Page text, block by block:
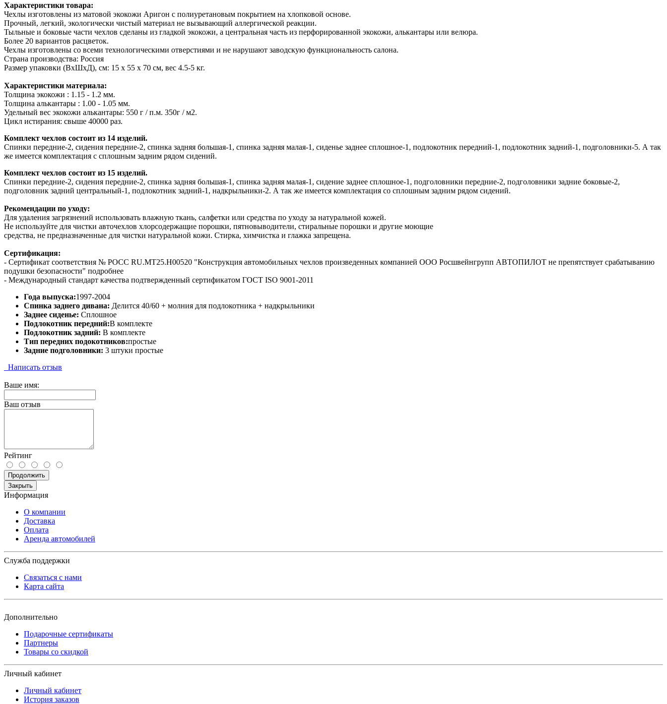
Характеристики товара:
Чехлы изготовлены из матовой экокожи Аригон с полиуретановым покрытием на хлопковой основе.
Прочный, легкий, экологически чистый материал не вызывающий аллергической реакции.
Тыльные и боковые части чехлов сделаны из гладкой экокожи, а центральная часть из перфорированной экокожи, алькантары или велюра.
Более 20 вариантов расцветок.
Чехлы изготовлены со всеми технологическими отверстиями и не нарушают заводскую функциональность салона.
Страна производства: Россия
Размер упаковки (ВхШхД), см: 15 x 55 x 70 см, вес 4.5-5 кг.
Характеристики материала:
Толщина экокожи : 1.15 - 1.2 мм.
Толщина алькантары : 1.00 - 1.05 мм.
Удельный вес экокожи алькантары: 550 г / п.м. 350г / м2.
Цикл истирания: свыше 40000 раз.
Комплект чехлов состоит из 14 изделий.
Спинки передние-2, сидения передние-2, спинка задняя большая-1, спинка задняя малая-1, сиденье заднее сплошное-1, подлокотник передний-1, подлокотник задний-1, подголовники-5. А так
же имеется комплектация с сплошным задним рядом сидений.
Комплект чехлов состоит из 15 изделий.
Спинки передние-2, сидения передние-2, спинка задняя большая-1, спинка задняя малая-1, сидение заднее сплошное-1, подголовники передние-2, подголовники задние боковые-2,
подголовник задний центральный-1, подлокотник задний-1, надкрыльники-2. А так же имеется комплектация со сплошным задним рядом сидений.
Рекомендации по уходу:
Для удаления загрязнений использовать влажную ткань, салфетки или средства по уходу за натуральной кожей.
Не используйте для чистки авточехлов хлорсодержащие порошки, пятновыводители, стиральные порошки и другие моющие
средства, не предназначенные для чистки натуральной кожи. Стирка, химчистка и глажка запрещена.
Сертификация:
- Сертификат соответствия № РОСС RU.МТ25.Н00520 "Конструкция автомобильных чехлов произведенных компанией ООО Росшвейнгрупп АВТОПИЛОТ не препятствует срабатыванию
подушки безопасности" подробнее
- Международный стандарт качества подтвержденный сертификатом ГОСТ ISO 9001-2011
Года выпуска:1997-2004
Спинка заднего дивана: Делится 40/60 + молния для подлокотника + надкрыльники
Заднее сиденье: Сплошное
Подлокотник передний:В комплекте
Подлокотник задний: В комплекте
Тип передних подокотников:простые
Задние подголовники: 3 штуки простые
Написать отзыв
Ваше имя:
Ваш отзыв
Рейтинг
Продолжить
Закрыть
Информация
О компании
Доставка
Оплата
Аренда автомобилей
Служба поддержки
Связаться с нами
Карта сайта
Дополнительно
Подарочные сертификаты
Партнеры
Товары со скидкой
Личный кабинет
Личный кабинет
История заказов